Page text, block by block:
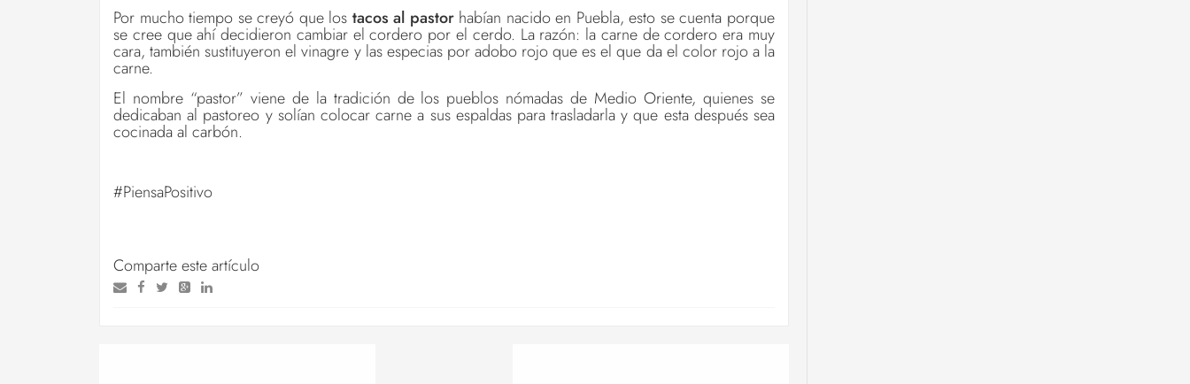
Por mucho tiempo se creyó que los tacos al pastorhabían nacido en Puebla, esto se cuenta porque
se cree que ahí decidieron cambiar el cordero por el cerdo. La razón: la carne de cordero era muy
cara, también sustituyeron el vinagre y las especias por adobo rojo que es el que da el color rojo a la
carne.
El nombre “pastor” viene de la tradición de los pueblos nómadas de Medio Oriente, quienes se
dedicaban al pastoreo y solían colocar carne a sus espaldas para trasladarla y que esta después sea
cocinada al carbón.
#PiensaPositivo
Comparte este artículo